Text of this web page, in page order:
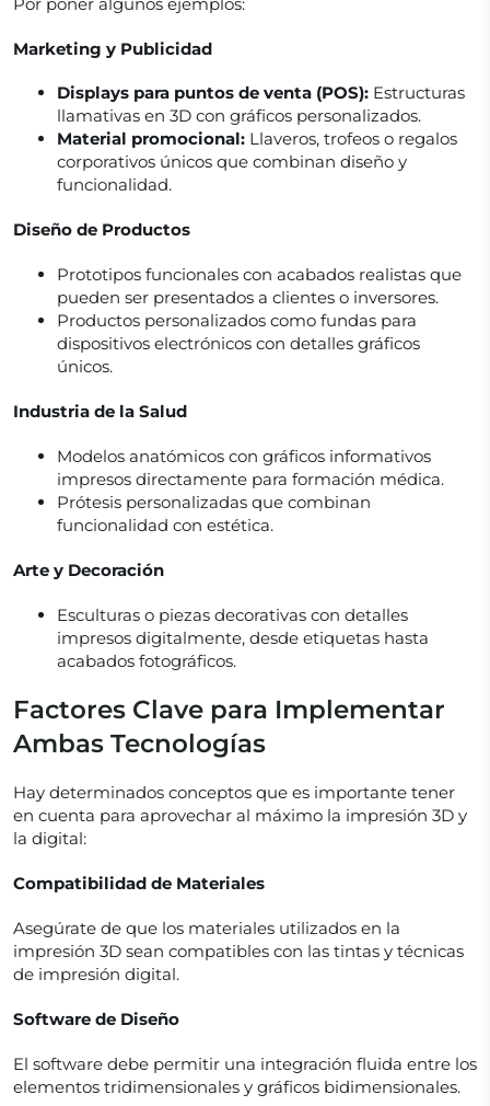
Marketing y Publicidad
Displays para puntos de venta (POS): Estructuras
llamativas en 3D con gráficos personalizados.
Material promocional: Llaveros, trofeos o regalos
corporativos únicos que combinan diseño y
funcionalidad.
Diseño de Productos
Prototipos funcionales con acabados realistas que
pueden ser presentados a clientes o inversores.
Productos personalizados como fundas para
dispositivos electrónicos con detalles gráficos
únicos.
Industria de la Salud
Modelos anatómicos con gráficos informativos
impresos directamente para formación médica.
Prótesis personalizadas que combinan
funcionalidad con estética.
Arte y Decoración
Esculturas o piezas decorativas con detalles
impresos digitalmente, desde etiquetas hasta
acabados fotográficos.
Factores Clave para Implementar
Ambas Tecnologías
Hay determinados conceptos que es importante tener
en cuenta para aprovechar al máximo la impresión 3D y
la digital:
Compatibilidad de Materiales
Asegúrate de que los materiales utilizados en la
impresión 3D sean compatibles con las tintas y técnicas
de impresión digital.
Software de Diseño
El software debe permitir una integración fluida entre los
elementos tridimensionales y gráficos bidimensionales.